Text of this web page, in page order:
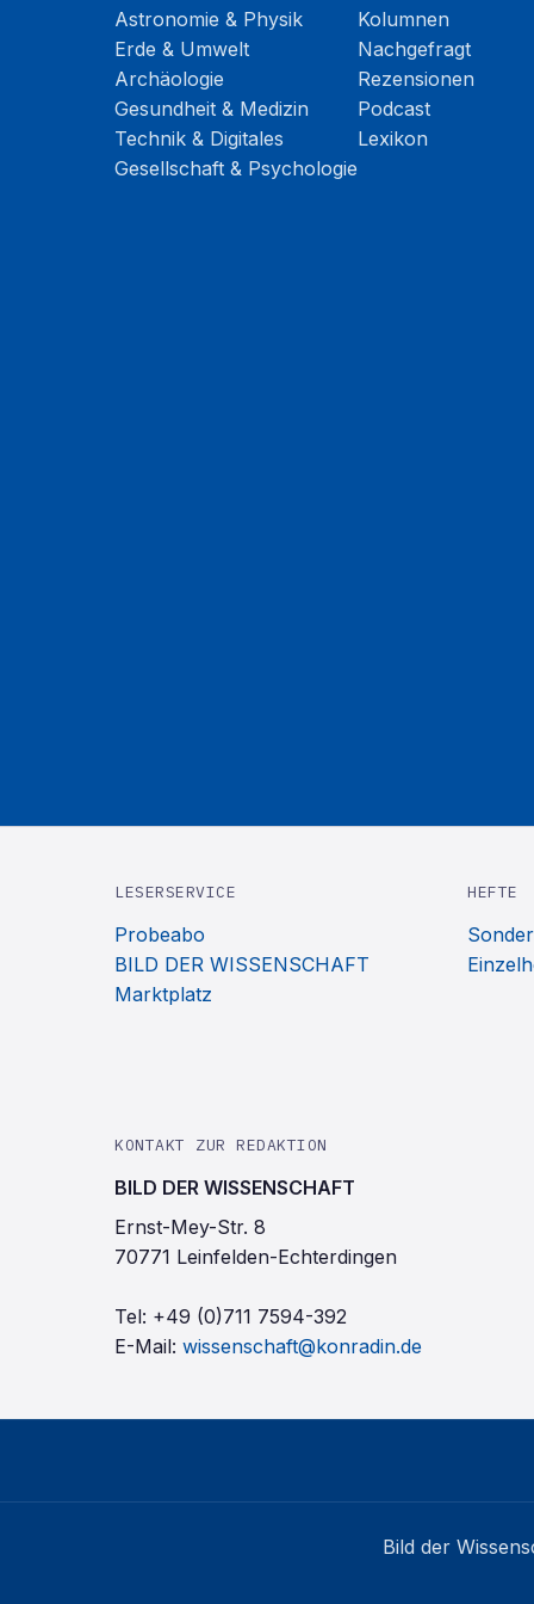
Astronomie & Physik
Erde & Umwelt
Archäologie
Gesundheit & Medizin
Technik & Digitales
Gesellschaft & Psychologie
Kolumnen
Nachgefragt
Rezensionen
Podcast
Lexikon
LESERSERVICE
Probeabo
BILD DER WISSENSCHAFT
Marktplatz
HEFTE
KONTAKT ZUR REDAKTION
BILD DER WISSENSCHAFT
Ernst-Mey-Str. 8
70771 Leinfelden-Echterdingen
Tel: +49 (0)711 7594-392
E-Mail: wissenschaft@konradin.de
Bild der